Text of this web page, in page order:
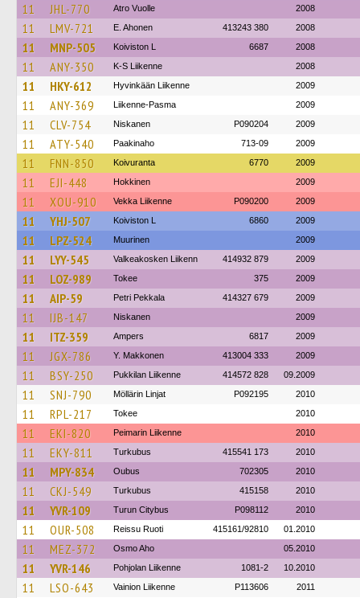
11 JHL-770 Atro Vuolle 2008
11 LMV-721 E. Ahonen 413243 380 2008
11 MNP-505 Koiviston L 6687 2008
11 ANY-350 K-S Liikenne 2008
11 HKY-612 Hyvinkään Liikenne 2009
11 ANY-369 Liikenne-Pasma 2009
11 CLV-754 Niskanen P090204 2009
11 ATY-540 Paakinaho 713-09 2009
11 FNN-850 Koivuranta 6770 2009
11 EJI-448 Hokkinen 2009
11 XOU-910 Vekka Liikenne P090200 2009
11 YHJ-507 Koiviston L 6860 2009
11 LPZ-524 Muurinen 2009
11 LYY-545 Valkeakosken Liikenn 414932 879 2009
11 LOZ-989 Tokee 375 2009
11 AIP-59 Petri Pekkala 414327 679 2009
11 IJB-147 Niskanen 2009
11 ITZ-359 Ampers 6817 2009
11 JGX-786 Y. Makkonen 413004 333 2009
11 BSY-250 Pukkilan Liikenne 414572 828 09.2009
11 SNJ-790 Möllärin Linjat P092195 2010
11 RPL-217 Tokee 2010
11 EKI-820 Peimarin Liikenne 2010
11 EKY-811 Turkubus 415541 173 2010
11 MPY-834 Oubus 702305 2010
11 CKJ-549 Turkubus 415158 2010
11 YVR-109 Turun Citybus P098112 2010
11 OUR-508 Reissu Ruoti 415161/92810 01.2010
11 MEZ-372 Osmo Aho 05.2010
11 YVR-146 Pohjolan Liikenne 1081-2 10.2010
11 LSO-643 Vainion Liikenne P113606 2011